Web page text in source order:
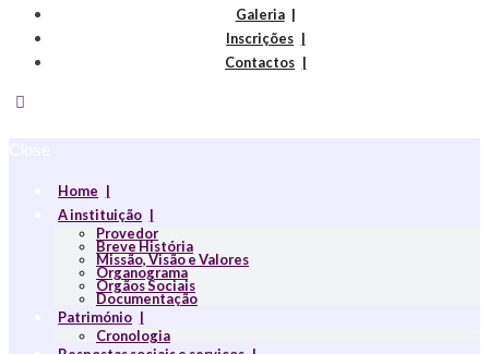
Galeria
Inscrições
Contactos
Home
A instituição
Provedor
Breve História
Missão, Visão e Valores
Organograma
Orgãos Sociais
Documentação
Património
Cronologia